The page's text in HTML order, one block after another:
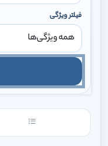
فیلتر ویژگی